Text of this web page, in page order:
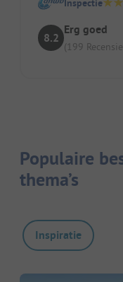
Inspectie
8.2
Erg goed
(199
Populaire
thema’s
Inspiratie